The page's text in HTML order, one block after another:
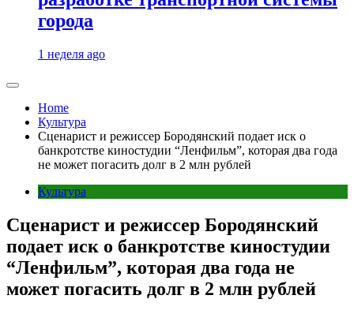
города
1 неделя ago
Home
Культура
Сценарист и режиссер Бородянский подает иск о
банкротстве киностудии “Ленфильм”, которая два года
не может погасить долг в 2 млн рублей
Культура
Сценарист и режиссер Бородянский
подает иск о банкротстве киностудии
“Ленфильм”, которая два года не
может погасить долг в 2 млн рублей